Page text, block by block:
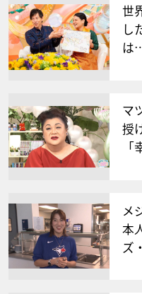
世
し
は
マ
授
メ
本
ズ